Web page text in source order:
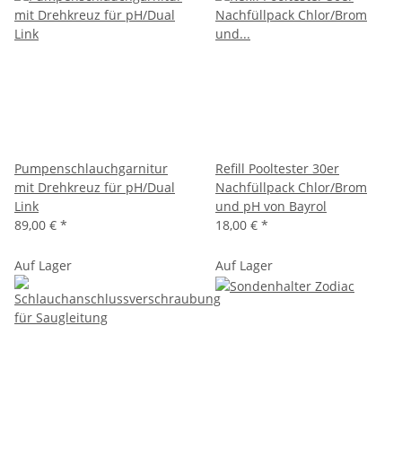
Pumpenschlauchgarnitur
mit Drehkreuz für pH/Dual
Link
89,00 € *
Refill Pooltester 30er
Nachfüllpack Chlor/Brom
und pH von Bayrol
18,00 € *
Auf Lager Auf Lager